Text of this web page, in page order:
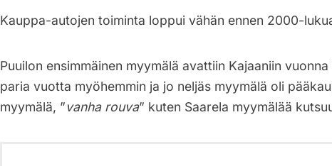
Kauppa-autojen toiminta loppui vähän ennen 2000-
Puuilon ensimmäinen myymälä avattiin Kajaaniin vuonna
paria vuotta myöhemmin ja jo neljäs myymälä oli
myymälä, ”vanha rouva” kuten Saarela myymälää